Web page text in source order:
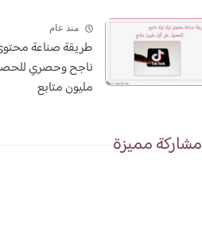
منذ عام
طريقة صناعة
ناجح وحصري
مليون متابع
مشاركة مميزة